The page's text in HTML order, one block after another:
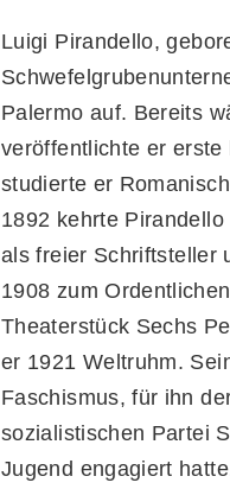
Luigi Pirandello,
Palermo auf. Bereits
veröffentlichte er erste
studierte er
1892 kehrte
als freier Schriftsteller
1908 zum
Theaterstück Sechs
er 1921 Weltruhm.
Faschismus, für ihn
sozialistischen Partei
Jugend engagiert